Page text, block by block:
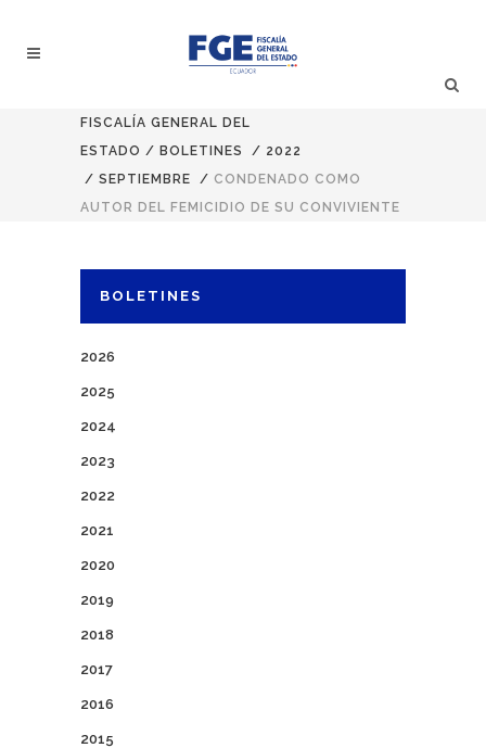
FISCALÍA GENERAL DEL
ESTADO / BOLETINES / 2022
/ SEPTIEMBRE / CONDENADO COMO
AUTOR DEL FEMICIDIO DE SU CONVIVIENTE
BOLETINES
2026
2025
2024
2023
2022
2021
2020
2019
2018
2017
2016
2015